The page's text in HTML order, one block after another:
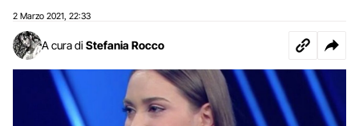
2 Marzo 2021 22:33
A cura di Stefania Rocco